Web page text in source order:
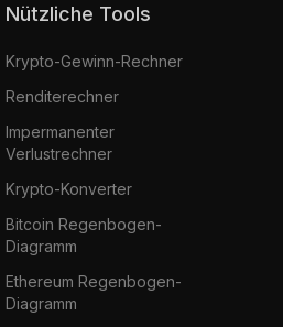
Nützliche Tools
Krypto-Gewinn-Rechner
Renditerechner
Impermanenter
Verlustrechner
Krypto-Konverter
Bitcoin Regenbogen-
Diagramm
Ethereum Regenbogen-
Diagramm